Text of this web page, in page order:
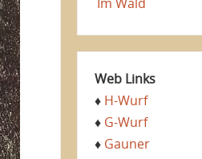
Web Links
♦ H-Wurf
♦ G-Wurf
♦ Gauner